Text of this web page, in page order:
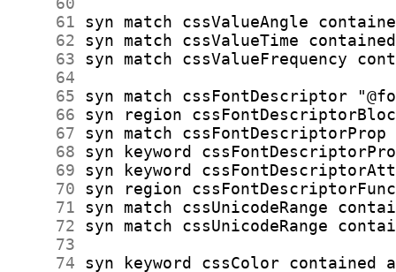
     61
     62
     63
     64
     65
     66
     67
     68
     69
     70
     71
     72
     73
     74